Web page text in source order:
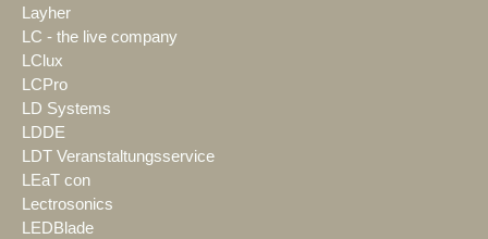
Layher
LC - the live company
LClux
LCPro
LD Systems
LDDE
LDT Veranstaltungsservice
LEaT con
Lectrosonics
LEDBlade